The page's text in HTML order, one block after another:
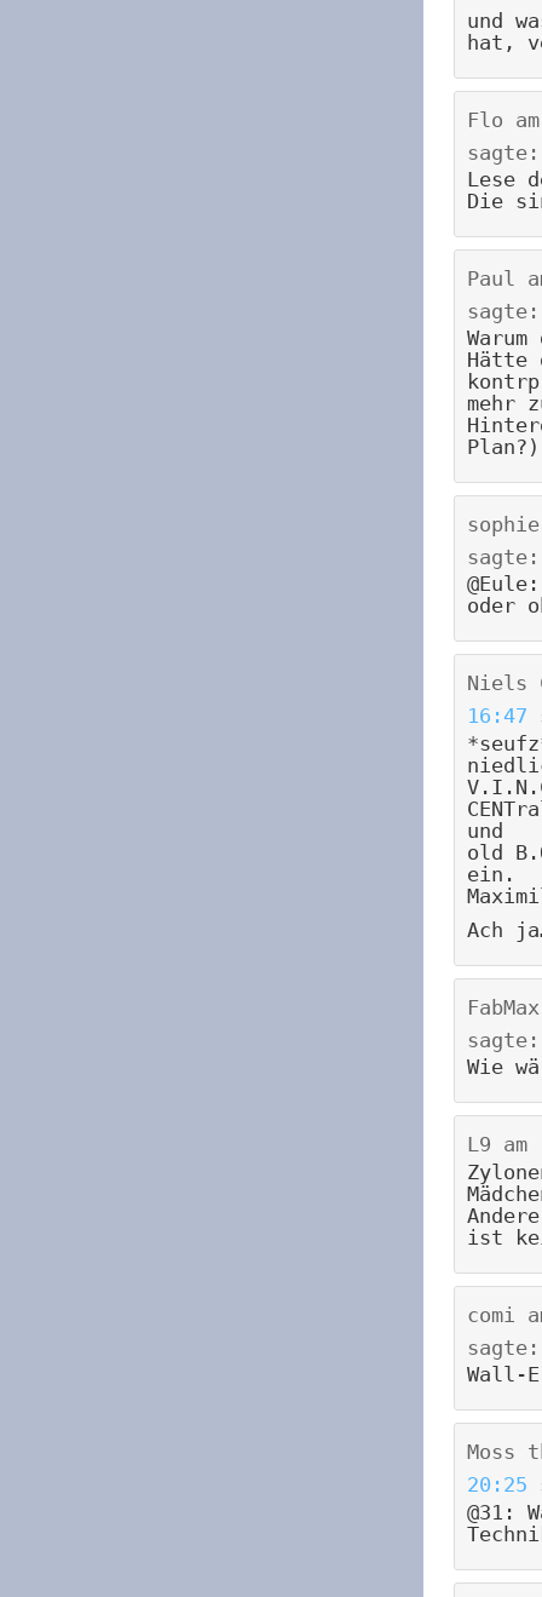
und
hat,
Flo
sagte:
Lese
Die
Paul
sagte:
Hätte
mehr
Plan?)
sagte:
oder
Niels
16:47
und
old
ein.
Ach
FabMax
sagte:
Wie
L9 am
ist
comi
sagte:
Wall-
Moss
20:25
@31: